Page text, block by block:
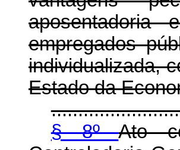
aposentadoria
empregados
individualizada,
Estado da
§ 8ºAto